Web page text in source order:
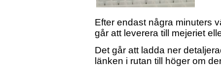
Efter endast några minuters
går att leverera till mejeriet
Det går att ladda ner
länken i rutan till höger om